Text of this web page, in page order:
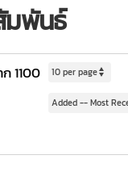
มพันธ์
1100